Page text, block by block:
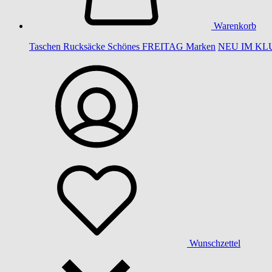
Warenkorb
Taschen Rucksäcke Schönes FREITAG Marken NEU IM
Wunschzettel